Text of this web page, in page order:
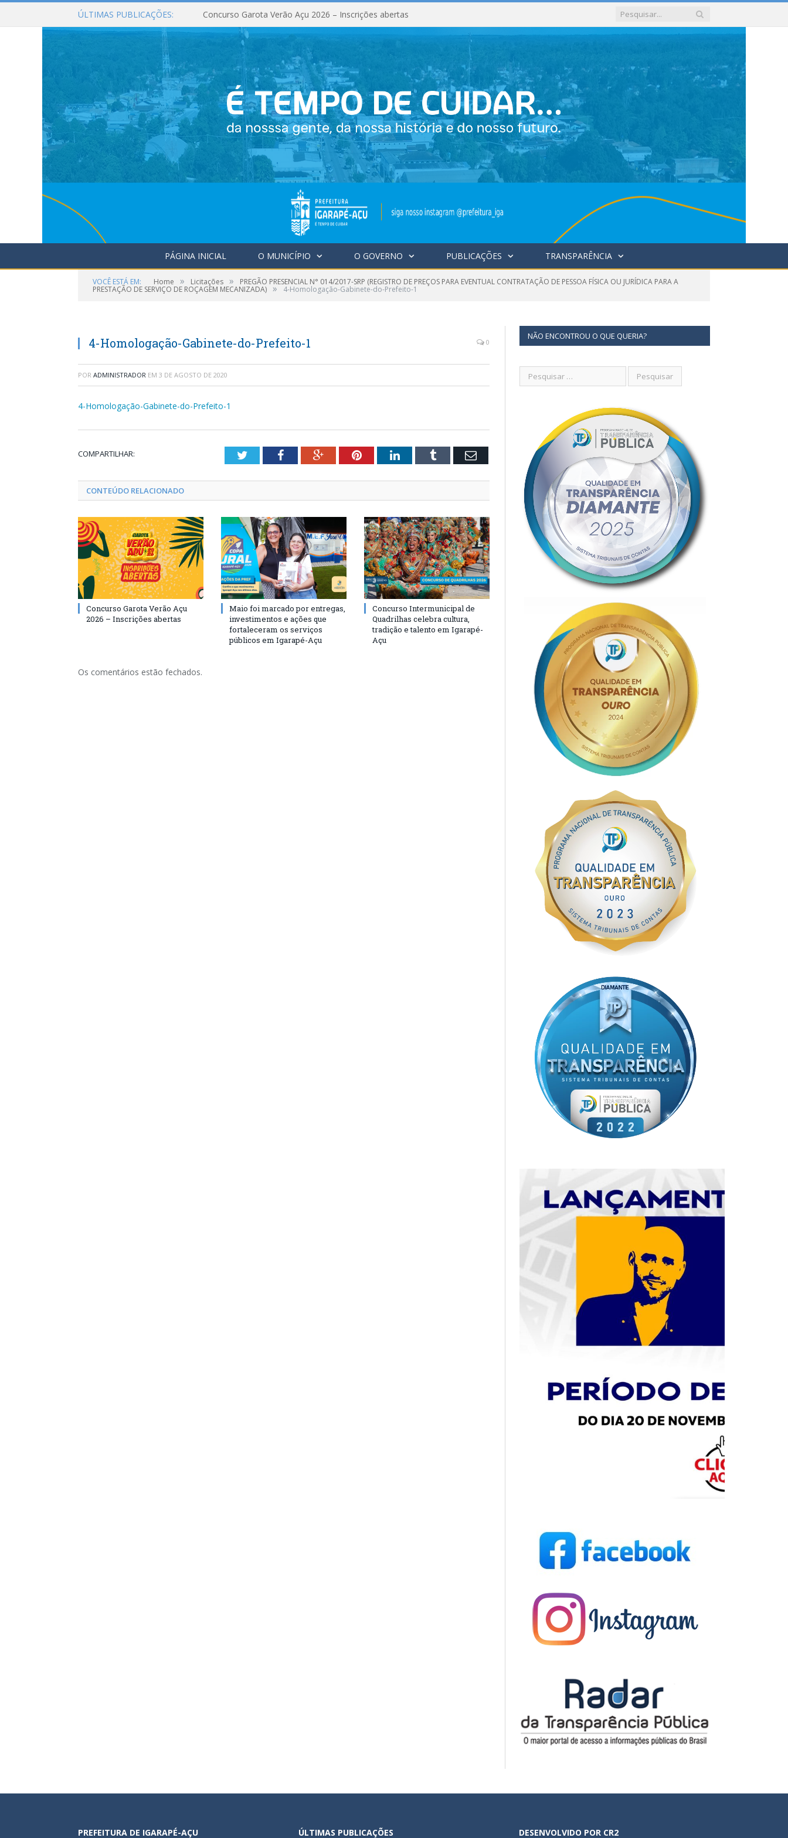
ÚLTIMAS PUBLICAÇÕES: Concurso Garota Verão Açu 2026 – Inscrições abertas
PÁGINA INICIAL O MUNICÍPIO O GOVERNO PUBLICAÇÕES TRANSPARÊNCIA
VOCÊ ESTÁ EM: Home » Licitações » PREGÃO PRESENCIAL N° 014/2017-SRP (REGISTRO DE PREÇOS PARA EVENTUAL CONTRATAÇÃO DE PESSOA FÍSICA OU JURÍDICA PARA A
PRESTAÇÃO DE SERVIÇO DE ROÇAGEM MECANIZADA) » 4-Homologação-Gabinete-do-Prefeito-1
4-Homologação-Gabinete-do-Prefeito-1 0
POR ADMINISTRADOR EM 3 DE AGOSTO DE 2020
4-Homologação-Gabinete-do-Prefeito-1
COMPARTILHAR: TwitterFacebookGoogle+PinterestLinkedInTumblr Email
CONTEÚDO RELACIONADO
Concurso Garota Verão Açu
2026 – Inscrições abertas
Maio foi marcado por entregas,
investimentos e ações que
fortaleceram os serviços
públicos em Igarapé-Açu
Concurso Intermunicipal de
Quadrilhas celebra cultura,
tradição e talento em Igarapé-
Açu
Os comentários estão fechados.
NÃO ENCONTROU O QUE QUERIA?
PREFEITURA DE IGARAPÉ-AÇU ÚLTIMAS PUBLICAÇÕES DESENVOLVIDO POR CR2